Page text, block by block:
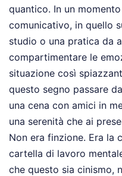
quantico. In un
comunicativo, in quello
studio o una pratica da
compartimentare le
situazione così
questo segno passare
una cena con amici in
una serenità che ai
Non era finzione. Era la
cartella di lavoro
che questo sia cinismo,